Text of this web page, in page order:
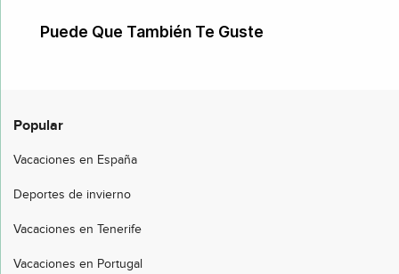
Puede Que También Te Guste
Popular
Vacaciones en España
Deportes de invierno
Vacaciones en Tenerife
Vacaciones en Portugal